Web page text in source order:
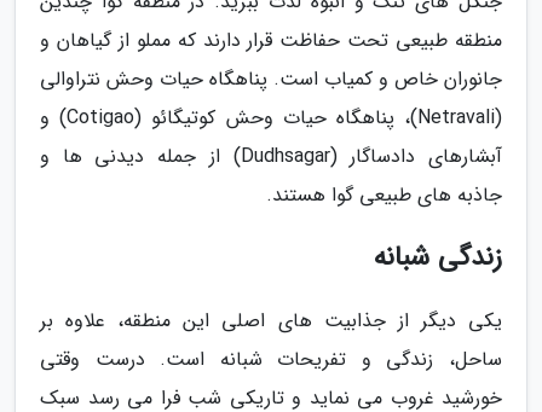
منطقه طبیعی تحت حفاظت قرار دارند که مملو از گیاهان و
جانوران خاص و کمیاب است. پناهگاه حیات وحش نتراوالی
(Netravali)، پناهگاه حیات وحش کوتیگائو (Cotigao) و
آبشارهای دادساگار (Dudhsagar) از جمله دیدنی ها و
جاذبه های طبیعی گوا هستند.
زندگی شبانه
یکی دیگر از جذابیت های اصلی این منطقه، علاوه بر
ساحل، زندگی و تفریحات شبانه است. درست وقتی
خورشید غروب می نماید و تاریکی شب فرا می رسد سبک